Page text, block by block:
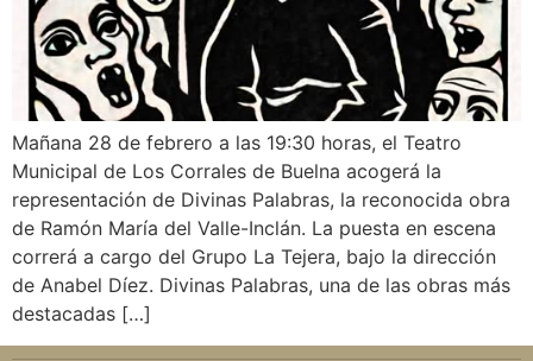
Mañana 28 de febrero a las 19:30 horas, el Teatro
Municipal de Los Corrales de Buelna acogerá la
representación de Divinas Palabras, la reconocida obra
de Ramón María del Valle-Inclán. La puesta en escena
correrá a cargo del Grupo La Tejera, bajo la dirección
de Anabel Díez. Divinas Palabras, una de las obras más
destacadas […]